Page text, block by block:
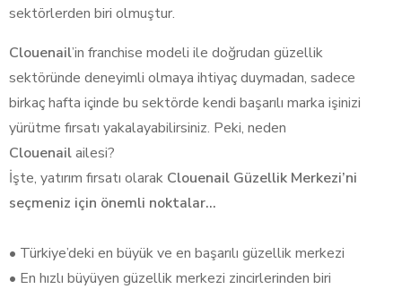
sektörlerden biri olmuştur.
Clouenail’in franchise modeli ile doğrudan güzellik
sektöründe deneyimli olmaya ihtiyaç duymadan, sadece
birkaç hafta içinde bu sektörde kendi başarılı marka işinizi
yürütme fırsatı yakalayabilirsiniz. Peki, neden
Clouenailailesi?
İşte, yatırım fırsatı olarak Clouenail Güzellik Merkezi’ni
seçmeniz için önemli noktalar…
• Türkiye’deki en büyük ve en başarılı güzellik merkezi
• En hızlı büyüyen güzellik merkezi zincirlerinden biri